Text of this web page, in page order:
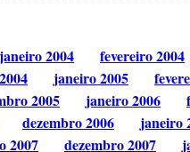
janeiro 2004 fevereiro 2004
janeiro 2005
2005 janeiro 2006
dezembro 2006 janeiro
2007 dezembro 2007